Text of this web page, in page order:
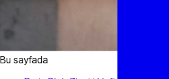
Bu sayfada